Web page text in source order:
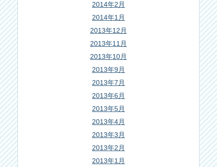
2014年2月
2014年1月
2013年12月
2013年11月
2013年10月
2013年9月
2013年7月
2013年6月
2013年5月
2013年4月
2013年3月
2013年2月
2013年1月